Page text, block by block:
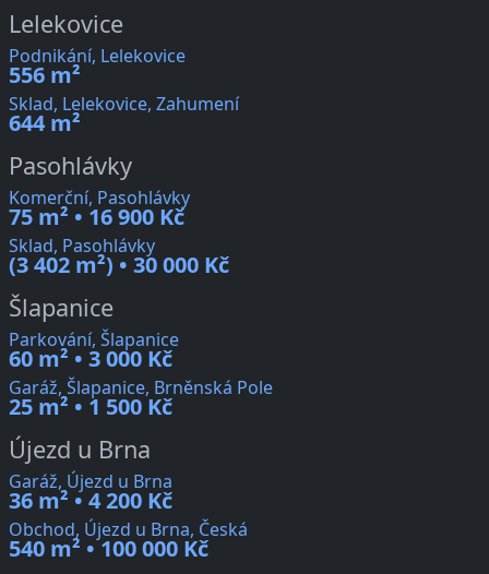
Lelekovice
Podnikání, Lelekovice
556 m²
Sklad, Lelekovice, Zahumení
644 m²
Pasohlávky
Komerční, Pasohlávky
75 m² • 16 900 Kč
Sklad, Pasohlávky
(3 402 m²) • 30 000 Kč
Šlapanice
Parkování, Šlapanice
60 m² • 3 000 Kč
Garáž, Šlapanice, Brněnská Pole
25 m² • 1 500 Kč
Újezd u Brna
Garáž, Újezd u Brna
36 m² • 4 200 Kč
Obchod, Újezd u Brna, Česká
540 m² • 100 000 Kč